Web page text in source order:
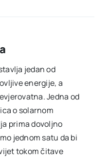
jedan od
energije, a
Jedna od
o solarnom
prima dovoljno
jednom satu da bi
tokom čitave